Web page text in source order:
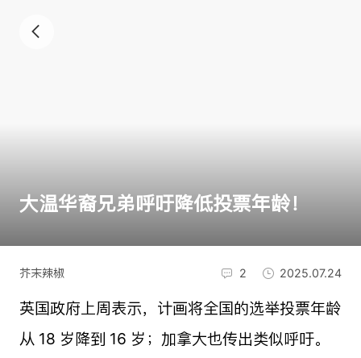
大温华裔兄弟呼吁降低投票年龄！
芥末辣椒 2 2025.07.24
英国政府上周表示，计画将全国的选举投票年龄
从 18 岁降到 16 岁；加拿大也传出类似呼吁。